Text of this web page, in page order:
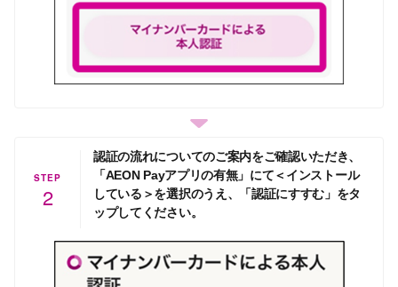
STEP
2
認証の流れについてのご案内をご確認いただき、
「AEON Payアプリの有無」にて＜インストール
している＞を選択のうえ、「認証にすすむ」をタ
ップしてください。